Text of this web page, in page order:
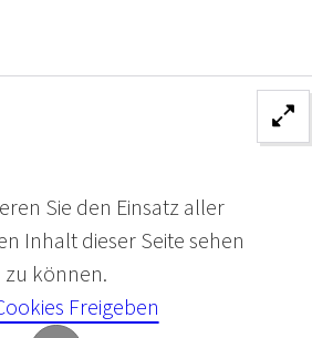
Sie den Einsatz aller
Inhalt dieser Seite sehen
zu können.
Freigeben